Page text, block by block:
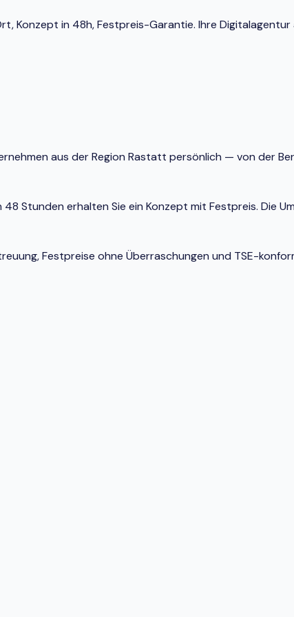
in 48h, Festpreis-Garantie. Ihre Digitalagentur
aus der Region Rastatt persönlich — von der
Stunden erhalten Sie ein Konzept mit Festpreis. Die
Festpreise ohne Überraschungen und TSE-